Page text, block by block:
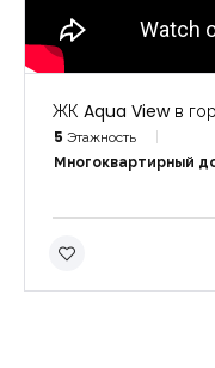
ЖК Aqua View в
5 Этажность
Многоквартирный